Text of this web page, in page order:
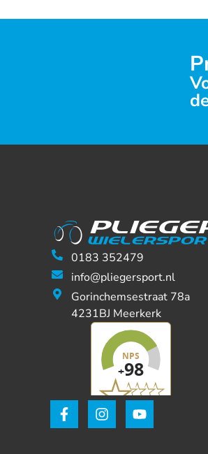
0183 352479
info@pliegersport.nl
Gorinchemsestraat 78a
4231BJ Meerkerk